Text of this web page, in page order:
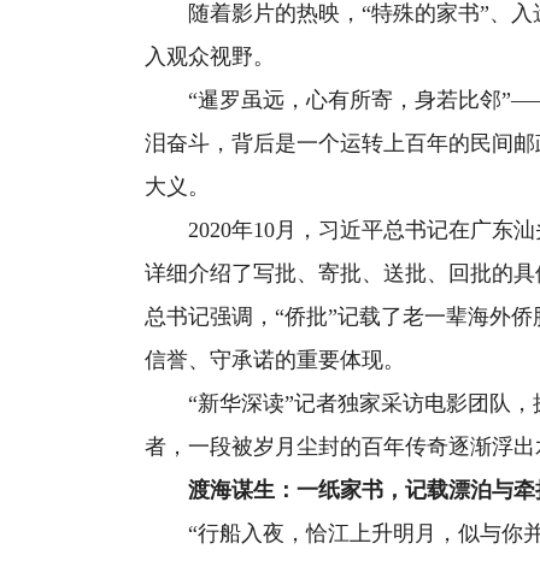
随着影片的热映，“特殊的家书”、入
入观众视野。
“暹罗虽远，心有所寄，身若比邻”——
泪奋斗，背后是一个运转上百年的民间
大义。
2020年10月，习近平总书记在广东汕
详细介绍了写批、寄批、送批、回批的
总书记强调，“侨批”记载了老一辈海外
信誉、守承诺的重要体现。
“新华深读”记者独家采访电影团队，
者，一段被岁月尘封的百年传奇逐渐浮
渡海谋生：一纸家书，记载漂泊与牵
“行船入夜，恰江上升明月，似与你